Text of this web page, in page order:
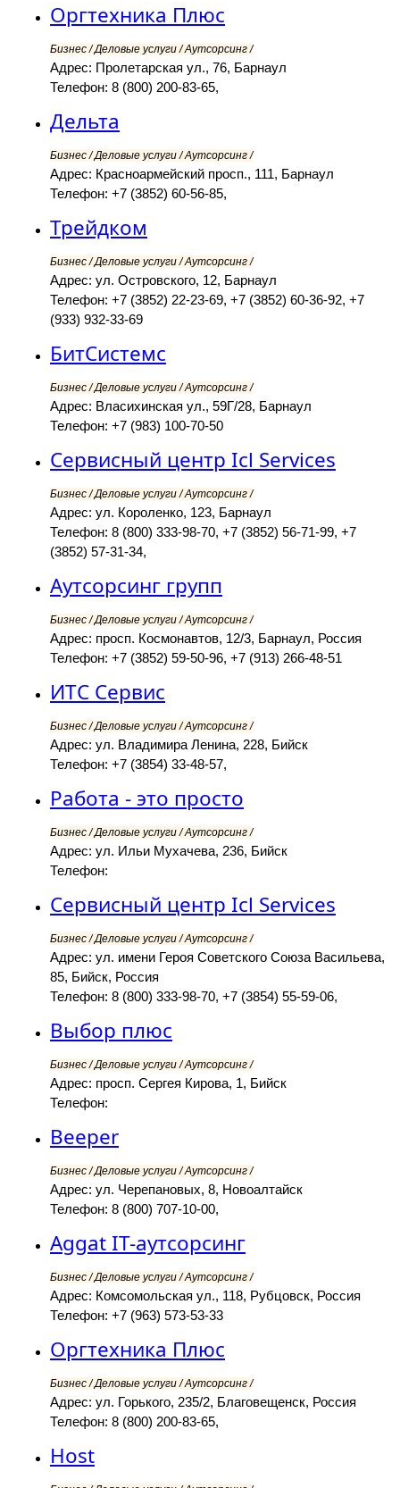
Оргтехника Плюс
Бизнес / Деловые услуги / Аутсорсинг /
Адрес: Пролетарская ул., 76, Барнаул
Телефон: 8 (800) 200-83-65,
Дельта
Бизнес / Деловые услуги / Аутсорсинг /
Адрес: Красноармейский просп., 111, Барнаул
Телефон: +7 (3852) 60-56-85,
Трейдком
Бизнес / Деловые услуги / Аутсорсинг /
Адрес: ул. Островского, 12, Барнаул
Телефон: +7 (3852) 22-23-69, +7 (3852) 60-36-92, +7
(933) 932-33-69
БитСистемс
Бизнес / Деловые услуги / Аутсорсинг /
Адрес: Власихинская ул., 59Г/28, Барнаул
Телефон: +7 (983) 100-70-50
Сервисный центр Icl Services
Бизнес / Деловые услуги / Аутсорсинг /
Адрес: ул. Короленко, 123, Барнаул
Телефон: 8 (800) 333-98-70, +7 (3852) 56-71-99, +7
(3852) 57-31-34,
Аутсорсинг групп
Бизнес / Деловые услуги / Аутсорсинг /
Адрес: просп. Космонавтов, 12/3, Барнаул, Россия
Телефон: +7 (3852) 59-50-96, +7 (913) 266-48-51
ИТС Сервис
Бизнес / Деловые услуги / Аутсорсинг /
Адрес: ул. Владимира Ленина, 228, Бийск
Телефон: +7 (3854) 33-48-57,
Работа - это просто
Бизнес / Деловые услуги / Аутсорсинг /
Адрес: ул. Ильи Мухачева, 236, Бийск
Телефон:
Сервисный центр Icl Services
Бизнес / Деловые услуги / Аутсорсинг /
Адрес: ул. имени Героя Советского Союза Васильева,
85, Бийск, Россия
Телефон: 8 (800) 333-98-70, +7 (3854) 55-59-06,
Выбор плюс
Бизнес / Деловые услуги / Аутсорсинг /
Адрес: просп. Сергея Кирова, 1, Бийск
Телефон:
Beeper
Бизнес / Деловые услуги / Аутсорсинг /
Адрес: ул. Черепановых, 8, Новоалтайск
Телефон: 8 (800) 707-10-00,
Aggat IT-аутсорсинг
Бизнес / Деловые услуги / Аутсорсинг /
Адрес: Комсомольская ул., 118, Рубцовск, Россия
Телефон: +7 (963) 573-53-33
Оргтехника Плюс
Бизнес / Деловые услуги / Аутсорсинг /
Адрес: ул. Горького, 235/2, Благовещенск, Россия
Телефон: 8 (800) 200-83-65,
Host